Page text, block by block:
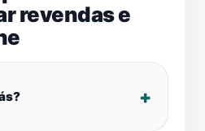
revendas e